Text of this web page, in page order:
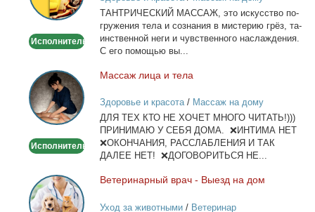
Исполнитель
ТАНТРИЧЕСКИЙ МАССАЖ, это ис­кус­ство по­
гру­же­ния те­ла и со­зна­ния в ми­сте­рию грёз, та­
ин­ствен­ной неги и чув­ствен­но­го на­сла­жде­ния.
С его по­мо­щью вы...
Массаж
лица
и
тела
Исполнитель
Мас­саж ли­ца и те­ла
Здоровье и красота/ Массаж на дому
ДЛЯ ТЕХ КТО НЕ ХОЧЕТ МНОГО ЧИТАТЬ!)))
ПРИНИМАЮ У СЕБЯ ДОМА. ❌ИНТИМА НЕТ
❌ОКОНЧАНИЯ, РАССЛАБЛЕНИЯ И ТАК
ДАЛЕЕ НЕТ! ❌ДОГОВОРИТЬСЯ НЕ...
Ветеринарный
врач
Ве­те­ри­нар­ный врач - Вы­езд на дом
Уход за животными/ Ветеринар